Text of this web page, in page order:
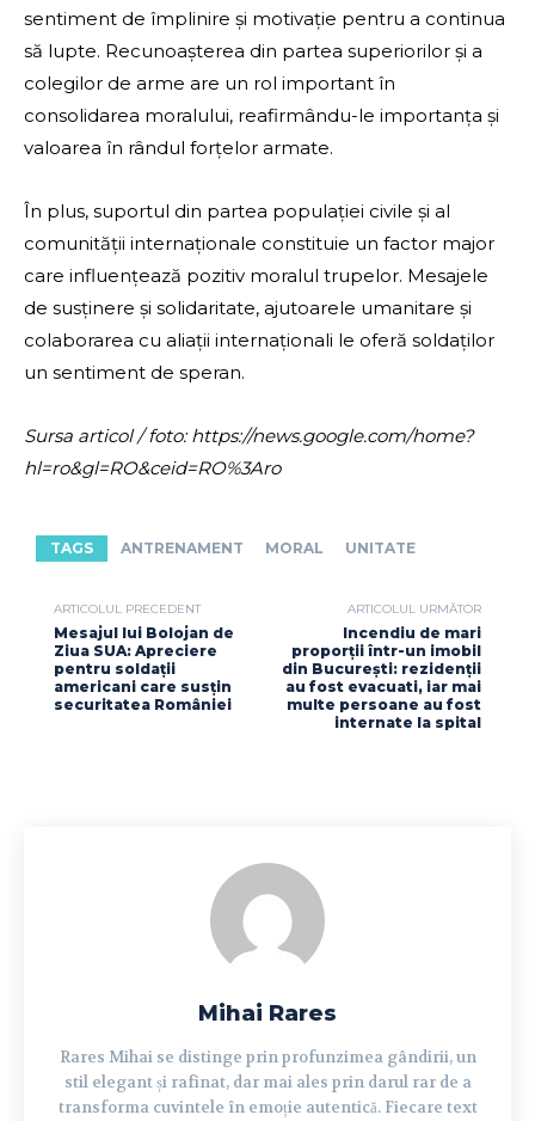
sentiment de împlinire și motivație pentru a continua
să lupte. Recunoașterea din partea superiorilor și a
colegilor de arme are un rol important în
consolidarea moralului, reafirmându-le importanța și
valoarea în rândul forțelor armate.
În plus, suportul din partea populației civile și al
comunității internaționale constituie un factor major
care influențează pozitiv moralul trupelor. Mesajele
de susținere și solidaritate, ajutoarele umanitare și
colaborarea cu aliații internaționali le oferă soldaților
un sentiment de speran.
Sursa articol / foto: https://news.google.com/home?
hl=ro&gl=RO&ceid=RO%3Aro
TAGS ANTRENAMENT MORAL UNITATE
ARTICOLUL PRECEDENT
Mesajul lui Bolojan de
Ziua SUA: Apreciere
pentru soldații
americani care susțin
securitatea României
ARTICOLUL URMĂTOR
Incendiu de mari
proporții într-un imobil
din București: rezidenții
au fost evacuati, iar mai
multe persoane au fost
internate la spital
Mihai Rares
Rares Mihai se distinge prin profunzimea gândirii, un
stil elegant și rafinat, dar mai ales prin darul rar de a
transforma cuvintele în emoție autentică. Fiecare text